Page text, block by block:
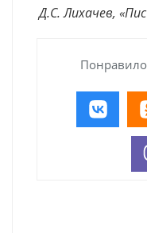
Д.С. Лихачев,